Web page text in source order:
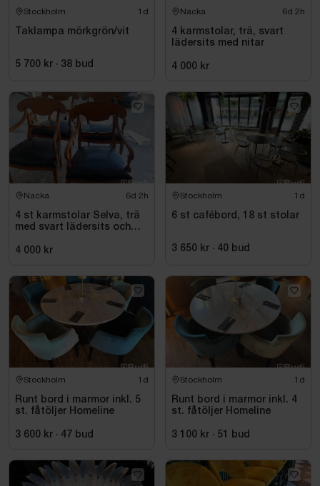
Stockholm 1d
Taklampa mörkgrön/vit
5 700 kr · 38 bud
Nacka 6d 2h
4 karmstolar, trä, svart
lädersits med nitar
4 000 kr
Nacka 6d 2h
4 st karmstolar Selva, trä
med svart lädersits och
4 000 kr
Stockholm 1d
6 st cafébord, 18 st stolar
3 650 kr · 40 bud
Stockholm 1d
Runt bord i marmor inkl. 5
st. fåtöljer Homeline
3 600 kr · 47 bud
Stockholm 1d
Runt bord i marmor inkl. 4
st. fåtöljer Homeline
3 100 kr · 51 bud